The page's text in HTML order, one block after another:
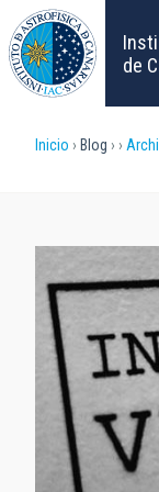
Pasar
al
contenido
principal
de
de
ayuda
a
la
Inicio Blog